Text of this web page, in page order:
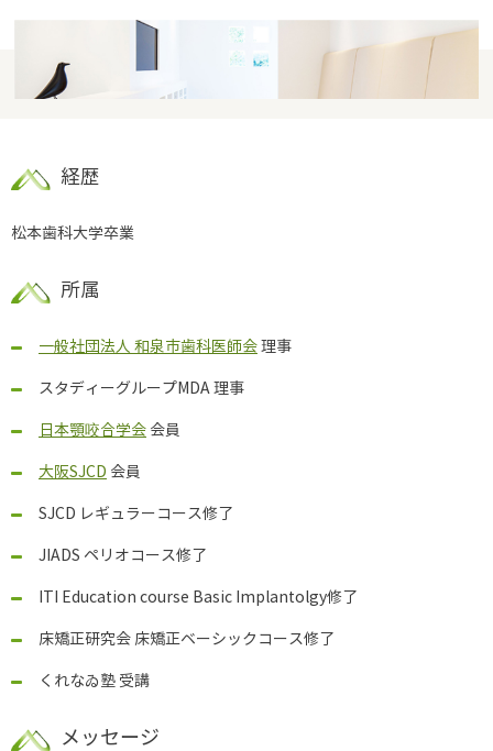
経歴
松本歯科大学卒業
所属
一般社団法人 和泉市歯科医師会理事
スタディーグループMDA 理事
日本顎咬合学会 会員
大阪SJCD 会員
SJCD レギュラーコース修了
JIADS ペリオコース修了
ITI Education course Basic Implantolgy修了
床矯正研究会 床矯正ベーシックコース修了
くれなゐ塾 受講
メッセージ